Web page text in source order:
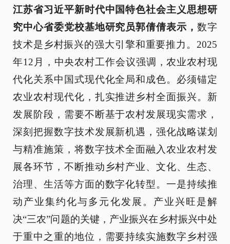
江苏省习近平新时代中国特色社会主义思想研
究中心省委党校基地研究员郭倩倩表示，数字
技术是乡村振兴的强大引擎和重要推力。2025
年12月，中央农村工作会议强调，农业农村现
代化关系中国式现代化全局和成色。必须锚定
农业农村现代化，扎实推进乡村全面振兴。新
发展阶段，需要不断基于农村发展现实需求，
深刻把握数字技术发展新机遇，强化战略谋划
与精准施策，将数字技术全面融入农业农村发
展各环节，不断推动乡村产业、文化、生态、
治理、生活等方面的数字化转型。一是持续推
动产业集约化与多元化发展。产业兴旺是解
决“三农”问题的关键，产业振兴在乡村振兴中处
于重中之重的地位，需要持续实施数字乡村强